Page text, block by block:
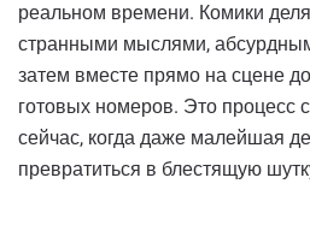
реальном времени. Комики
странными мыслями,
затем вместе прямо на сцене
готовых номеров. Это процесс
сейчас, когда даже малейшая
превратиться в блестящую